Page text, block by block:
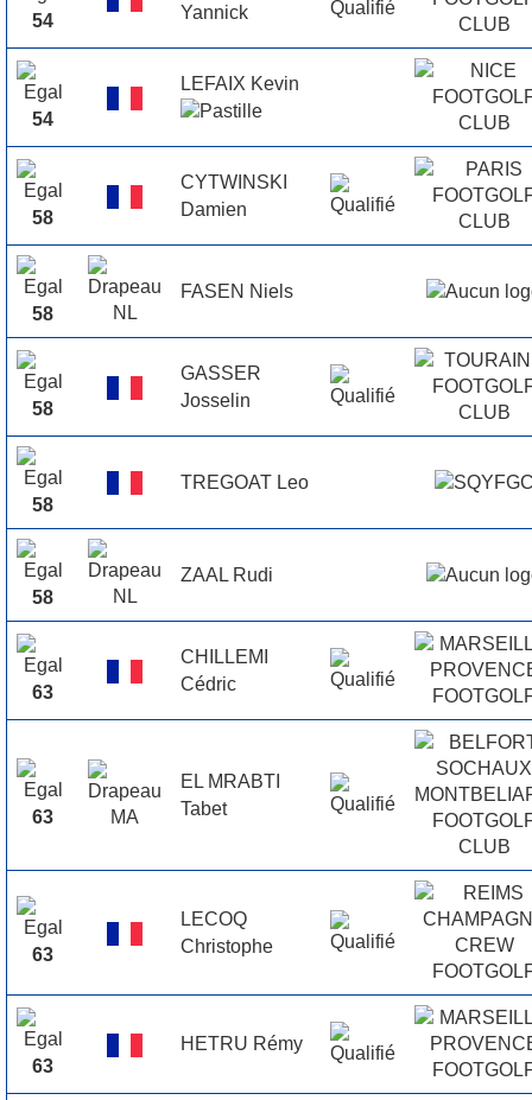
54
Yannick
54
LEFAIX Kevin
58
CYTWINSKI
Damien
58
FASEN Niels
58
GASSER
Josselin
58
TREGOAT Leo
58
ZAAL Rudi
63
CHILLEMI
Cédric
63
EL MRABTI
Tabet
63
LECOQ
Christophe
63
HETRU Rémy